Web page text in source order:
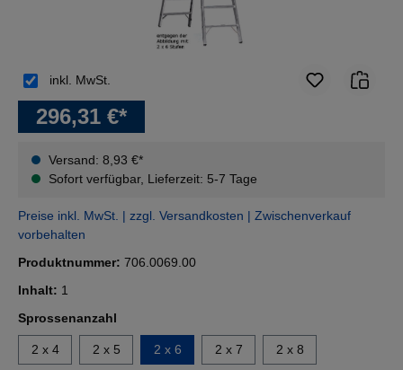
296,31 €*
Versand: 8,93 €*
Sofort verfügbar, Lieferzeit: 5-7 Tage
inkl. MwSt.
Preise inkl. MwSt. | zzgl. Versandkosten | Zwischenverkauf
vorbehalten
Produktnummer: 706.0069.00
Inhalt: 1
Sprossenanzahl
2 x 4 2 x 5 2 x 6 2 x 7 2 x 8